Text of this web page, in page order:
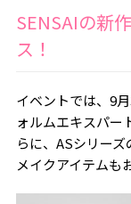
SENSAIの新
ス！
イベントでは、9
ォルムエキスパ
らに、ASシリー
メイクアイテムも